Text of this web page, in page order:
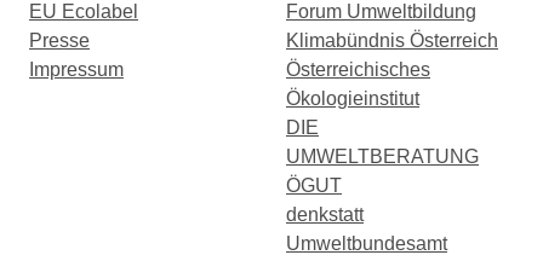
EU Ecolabel
Presse
Impressum
Forum Umweltbildung
Klimabündnis Österreich
Österreichisches
Ökologieinstitut
DIE
UMWELTBERATUNG
ÖGUT
denkstatt
Umweltbundesamt